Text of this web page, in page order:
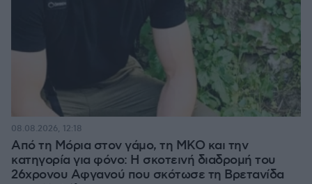
Από τη Μόρια στον γάμο, τη ΜΚΟ και την
κατηγορία για φόνο: Η σκοτεινή διαδρομή του
26χρονου Αφγανού που σκότωσε τη Βρετανίδα
08.08.2026, 12:18